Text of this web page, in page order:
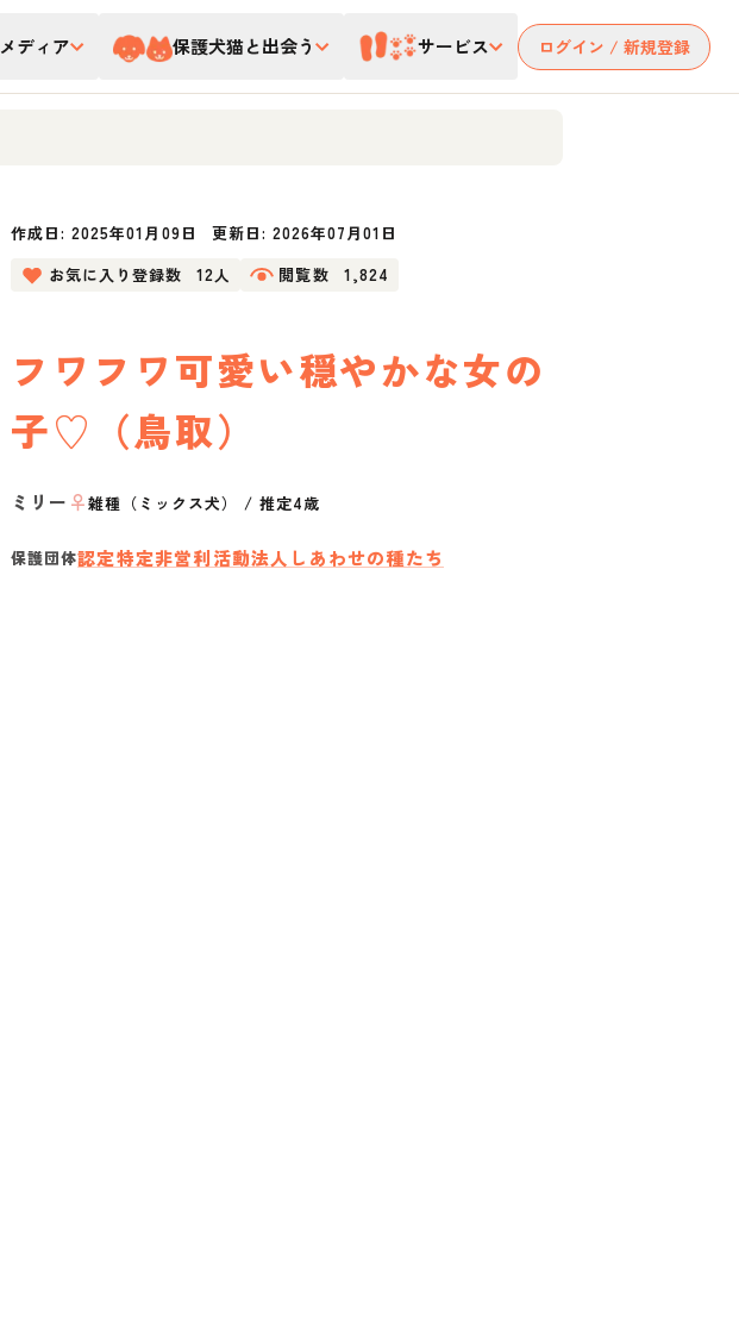
メディア 保護犬猫と出会う サービス ログイン / 新規登録
作成日:2025年01月09日 更新日: 2026年07月01日
お気に入り登録数
12人 閲覧数 1,824
フワフワ可愛い穏やかな女の
子♡（鳥取）
ミリー ♀雑種（ミックス犬） /推定4歳
保護団体認定特定非営利活動法人しあわせの種たち